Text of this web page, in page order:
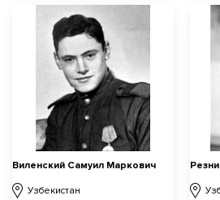
Виленский Самуил Маркович
Узбекистан